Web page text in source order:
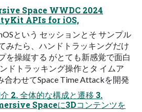
Space WWDC 2024
APIs for iOS,
という セッションとそ サンプル
みたら、ハンドトラッキングだけ
を操縦する がとても新感覚で面白
ドトラッキング操作とタ イムア
合わせてSpace Time Attackを開発
2. 全体的な構成と遷移 3.
Spaceに3Dコンテンツを